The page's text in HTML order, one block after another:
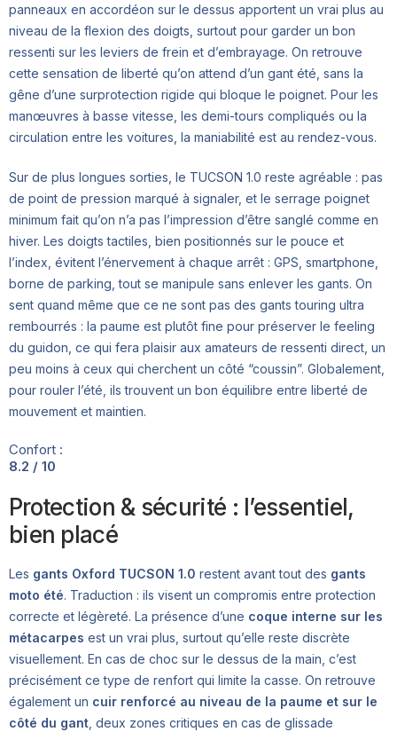
panneaux en accordéon sur le dessus apportent un vrai plus au
niveau de la flexion des doigts, surtout pour garder un bon
ressenti sur les leviers de frein et d’embrayage. On retrouve
cette sensation de liberté qu’on attend d’un gant été, sans la
gêne d’une surprotection rigide qui bloque le poignet. Pour les
manœuvres à basse vitesse, les demi-tours compliqués ou la
circulation entre les voitures, la maniabilité est au rendez-vous.
Sur de plus longues sorties, le TUCSON 1.0 reste agréable : pas
de point de pression marqué à signaler, et le serrage poignet
minimum fait qu’on n’a pas l’impression d’être sanglé comme en
hiver. Les doigts tactiles, bien positionnés sur le pouce et
l’index, évitent l’énervement à chaque arrêt : GPS, smartphone,
borne de parking, tout se manipule sans enlever les gants. On
sent quand même que ce ne sont pas des gants touring ultra
rembourrés : la paume est plutôt fine pour préserver le feeling
du guidon, ce qui fera plaisir aux amateurs de ressenti direct, un
peu moins à ceux qui cherchent un côté “coussin”. Globalement,
pour rouler l’été, ils trouvent un bon équilibre entre liberté de
mouvement et maintien.
Confort :
8.2 / 10
Protection & sécurité : l’essentiel,
bien placé
Les gants Oxford TUCSON 1.0 restent avant tout des gants
moto été. Traduction : ils visent un compromis entre protection
correcte et légèreté. La présence d’une coque interne sur les
métacarpes est un vrai plus, surtout qu’elle reste discrète
visuellement. En cas de choc sur le dessus de la main, c’est
précisément ce type de renfort qui limite la casse. On retrouve
également un cuir renforcé au niveau de la paume et sur le
côté du gant, deux zones critiques en cas de glissade